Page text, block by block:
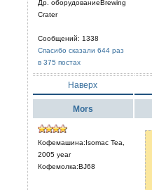
Др. оборудованиеBrewing
Crater
Сообщений: 1338
Спасибо сказали 644 раз
в 375 постах
Наверх
Mors
Кофемашина:Isomac Tea,
2005 year
Кофемолка:BJ68